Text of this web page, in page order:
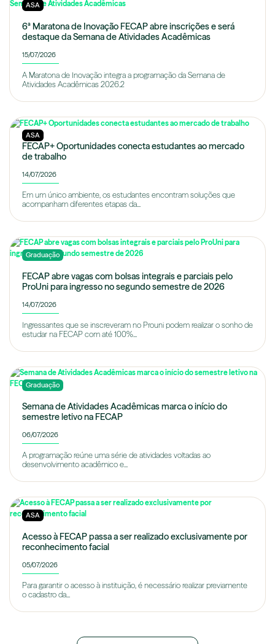
ASA
6ª Maratona de Inovação FECAP abre inscrições e será
destaque da Semana de Atividades Acadêmicas
15/07/2026
A Maratona de Inovação integra a programação da Semana de
Atividades Acadêmicas 2026.2
ASA
FECAP+ Oportunidades conecta estudantes ao mercado
de trabalho
14/07/2026
Em um único ambiente, os estudantes encontram soluções que
acompanham diferentes etapas da...
Graduação
FECAP abre vagas com bolsas integrais e parciais pelo
ProUni para ingresso no segundo semestre de 2026
14/07/2026
Ingressantes que se inscreveram no Prouni podem realizar o sonho de
estudar na FECAP com até 100%...
Graduação
Semana de Atividades Acadêmicas marca o início do
semestre letivo na FECAP
06/07/2026
A programação reúne uma série de atividades voltadas ao
desenvolvimento acadêmico e...
ASA
Acesso à FECAP passa a ser realizado exclusivamente por
reconhecimento facial
05/07/2026
Para garantir o acesso à instituição, é necessário realizar previamente
o cadastro da...